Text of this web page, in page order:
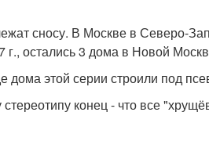
сносу. В Москве в Северо-
г., остались 3 дома в Новой
дома этой серии строили под
конец - что все